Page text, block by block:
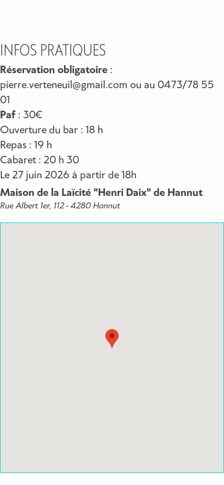
INFOS PRATIQUES
Réservation obligatoire :
pierre.verteneuil@gmail.com ou au 0473/78 55
01
Paf : 30€
Ouverture du bar : 18 h
Repas : 19 h
Cabaret : 20 h 30
Le 27 juin 2026 à partir de 18h
Maison de la Laïcité "Henri Daix" de Hannut
Rue Albert 1er, 112 - 4280 Hannut